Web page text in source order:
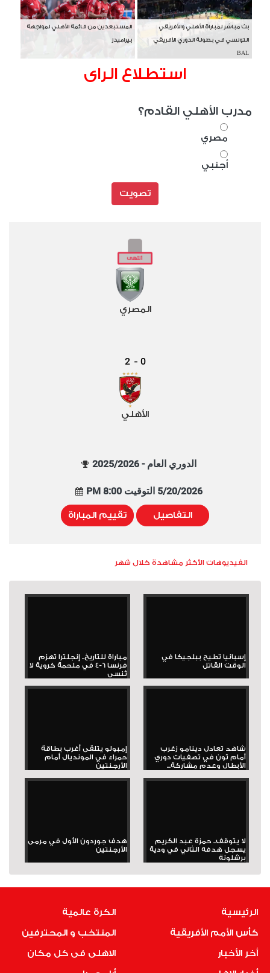
بث مباشر لمباراة الأهلي والأفريقي
التونسي في بطولة الدوري الأفريقي
BAL
المستبعدين من قائمة الأهلي لمواجهة
بيراميدز
استطلاع الراى
مدرب الأهلي القادم؟
مصري
أجنبي
تصويت
المصري
0
-
2
الأهلي
الدوري العام - 2025/2026
5/20/2026 التوقيت 8:00 PM
التفاصيل تقييم المباراة
الفيديوهات الأكثر مشاهدة خلال شهر
إسبانيا تطيح ببلجيكا في
الوقت القاتل
مباراة للتاريخ.. إنجلترا تهزم
فرنسا 6-4 في ملحمة كروية لا
تُنسى
شاهد تعادل دينامو زغرب
أمام ثون في تصفيات دوري
الأبطال وعدم مشاركة...
إمبولو يتلقى أغرب بطاقة
حمراء في المونديال أمام
الأرجنتين
لا يتوقف.. حمزة عبد الكريم
يسجل هدفه الثاني في ودية
برشلونة
هدف جوردون الأول في مرمى
الأرجنتين
الرئيسية
كأس الأمم الأفريقية
أخر الأخبار
الكرة عالمية
المنتخب و المحترفين
الاهلى فى كل مكان